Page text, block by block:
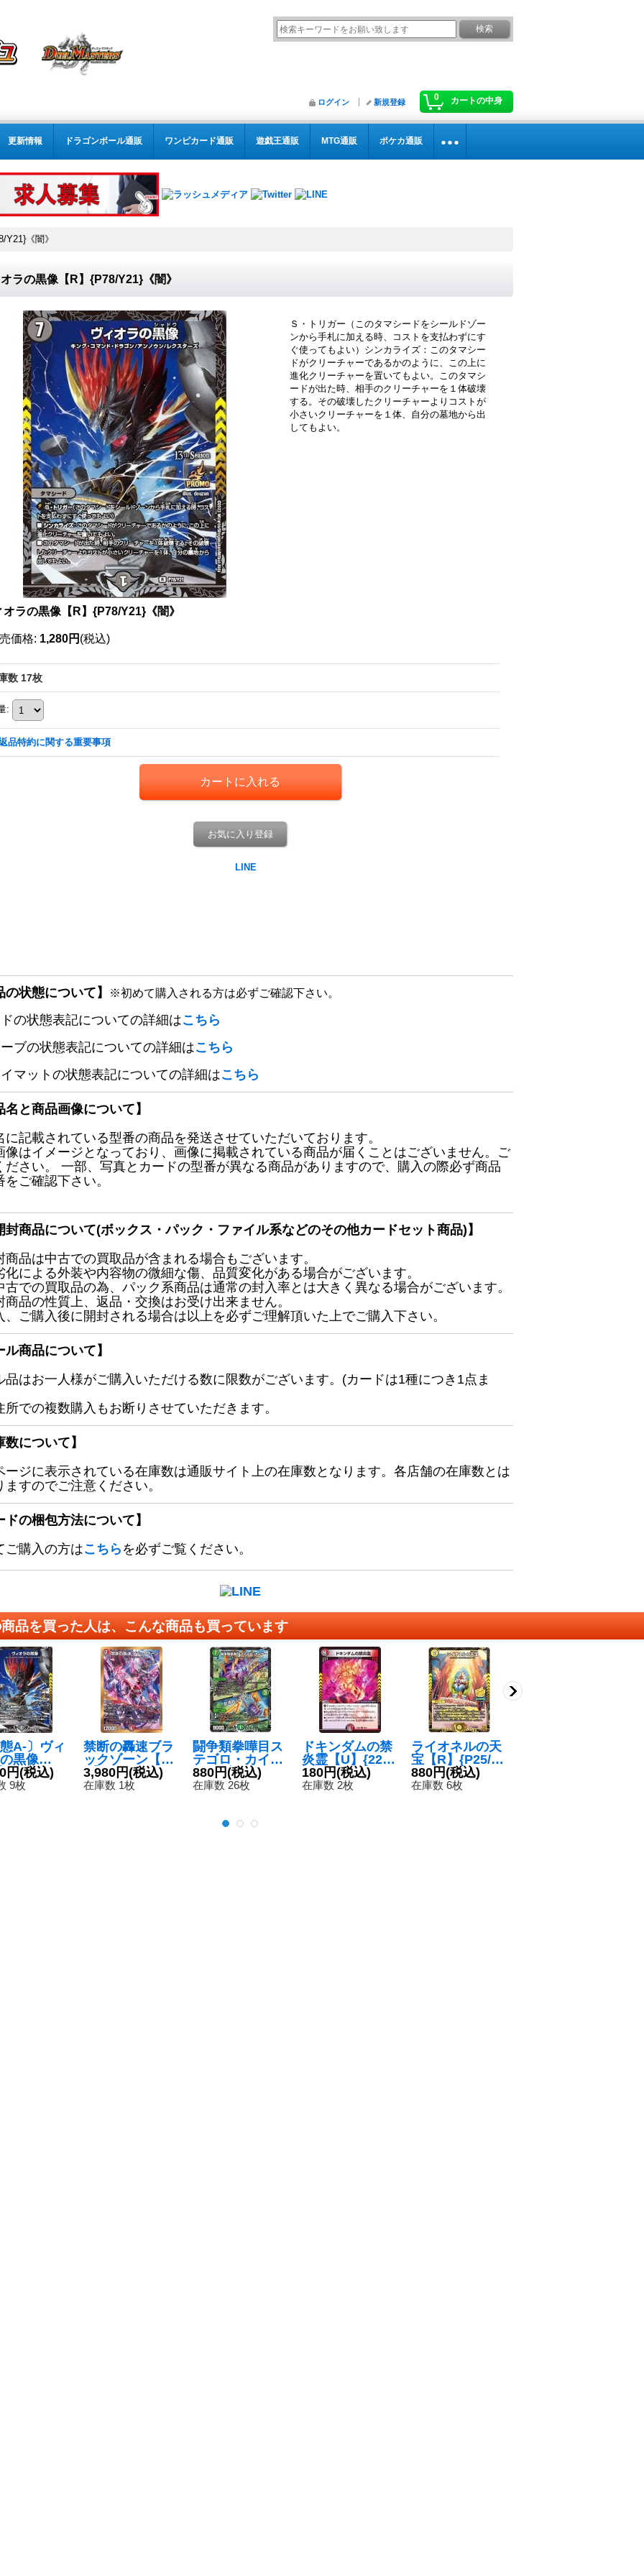
0 カートの中身
ログイン 新規登録
更新情報 ドラゴンボール通販 ワンピカード通販 遊戯王通販 MTG通販 ポケカ通販
Y21}《闇》
ラの黒像【R】{P78/Y21}《闇》
Ｓ・トリガー（このタマシードをシールドゾー
ンから手札に加える時、コストを支払わずにす
ぐ使ってもよい）シンカライズ：このタマシー
ドがクリーチャーであるかのように、この上に
進化クリーチャーを置いてもよい。このタマシ
ードが出た時、相手のクリーチャーを１体破壊
する。その破壊したクリーチャーよりコストが
小さいクリーチャーを１体、自分の墓地から出
してもよい。
オラの黒像【R】{P78/Y21}《闇》
価格: 1,280円 (税込)
数 17枚
:
品特約に関する重要事項
お気に入り登録
の状態について】 ※初めて購入される方は必ずご確認下さい。
の状態表記についての詳細はこちら
ブの状態表記についての詳細はこちら
マットの状態表記についての詳細はこちら
名と商品画像について】
に記載されている型番の商品を発送させていただいております。
像はイメージとなっており、画像に掲載されている商品が届くことはございません。ご
ださい。 一部、写真とカードの型番が異なる商品がありますので、購入の際必ず商品
をご確認下さい。
封商品について(ボックス・パック・ファイル系などのその他カードセット商品)】
商品は中古での買取品が含まれる場合もございます。
化による外装や内容物の微細な傷、品質変化がある場合がございます。
古での買取品の為、パック系商品は通常の封入率とは大きく異なる場合がございます。
商品の性質上、返品・交換はお受け出来ません。
、ご購入後に開封される場合は以上を必ずご理解頂いた上でご購入下さい。
ル商品について】
品はお一人様がご購入いただける数に限数がございます。(カードは1種につき1点ま
所での複数購入もお断りさせていただきます。
数について】
ージに表示されている在庫数は通販サイト上の在庫数となります。各店舗の在庫数とは
ますのでご注意ください。
ドの梱包方法について】
ご購入の方はこちら を必ずご覧ください。
品を買った人は、こんな商品も買っています
A-〕ヴィ
黒像
{P78/Y21}
円(税込)
9枚
禁断の轟速ブラ
ックゾーン【S
R】{22EX2H5
B/H12}《多》
3,980円(税込)
在庫数 1枚
闘争類拳嘩目ス
テゴロ・カイザ
ー/お清めシャラ
ップ【R】{P5/Y
880円(税込)
在庫数 26枚
ドキンダムの禁
炎霊【U】{22E
X250/75}《多》
180円(税込)
在庫数 2枚
ライオネルの天
宝【R】{P25/Y
21}《光》
880円(税込)
在庫数 6枚